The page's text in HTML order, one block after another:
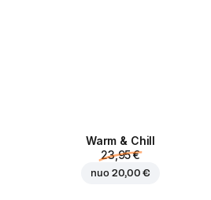
Warm & Chill
23,95 €
nuo 20,00 €